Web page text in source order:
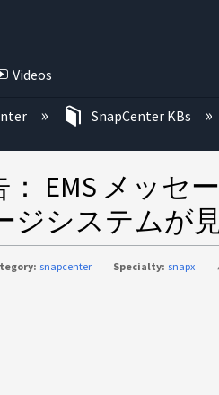
Videos
たたむ SnapCenter KBs
： EMS メッ
ジシステムが
snapcenter Specialty: snapx